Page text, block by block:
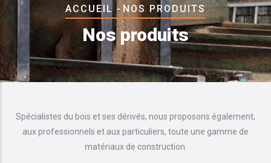
Fil
d'Ariane
ACCUEIL - NOS PRODUITS
Nos produits
Spécialistes du bois et ses dérivés, nous proposons également,
aux professionnels et aux particuliers, toute une gamme de
matériaux de construction.